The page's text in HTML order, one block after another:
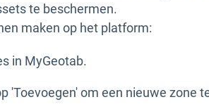
te beschermen.
maken op het platform:
in MyGeotab.
'Toevoegen' om een nieuwe zone